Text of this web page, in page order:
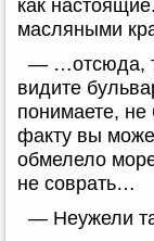
как
масляными
— …отсюда,
видите
понимаете,
факту вы
обмелело
не соврать…
— Неужели